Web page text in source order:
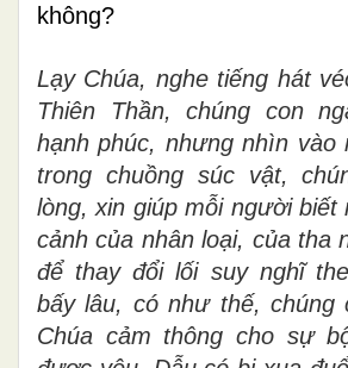
không?
Lạy Chúa, nghe tiếng hát
Thiên Thần, chúng con
hạnh phúc, nhưng nhìn vào
trong chuồng súc vật,
lòng, xin giúp mỗi người biết
cảnh của nhân loại, của tha
để thay đổi lối suy nghĩ
bấy lâu, có như thế, chúng
Chúa cảm thông cho sự